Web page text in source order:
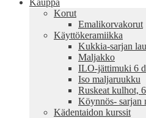
Kauppa
Korut
Emalikorvakorut
Käyttökeramiikka
Kukkia-sarjan
Maljakko
ILO-jättimuki 6
Iso maljaruukku
Ruskeat kulhot,
Köynnös- sarjan
Kädentaidon kurssit